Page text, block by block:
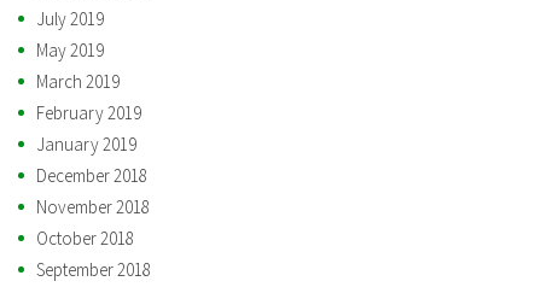
July 2019
May 2019
March 2019
February 2019
January 2019
December 2018
November 2018
October 2018
September 2018